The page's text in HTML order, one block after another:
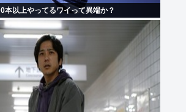
本以上やってるワイって異端か？